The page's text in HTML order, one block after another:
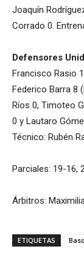
Joaquín
Corrado 0.
Defensores
Francisco Rasio
Federico Barra 8
Ríos 0, Timoteo
0 y Lautaro
Técnico: Rubén
Parciales: 19-16,
Árbitros:
ETIQUETAS